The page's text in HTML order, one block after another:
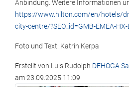
Anbindung. Weitere Informationen
https://www.hilton.com/en/hotels/
city-centre/?SEO_id=GMB-EMEA-HX-
Foto und Text: Katrin Kerpa
Erstellt von Luis Rudolph DEHOGA
am23.09.2025 11:09